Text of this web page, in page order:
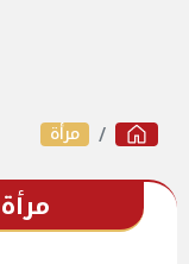
مرأة
مرأة